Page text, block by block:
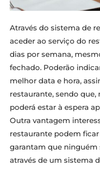
Através do sistema de
aceder ao serviço do
dias por semana,
fechado. Poderão
melhor data e hora,
restaurante, sendo
poderá estar à espera
Outra vantagem
restaurante podem
garantam que ninguém
através de um sistema